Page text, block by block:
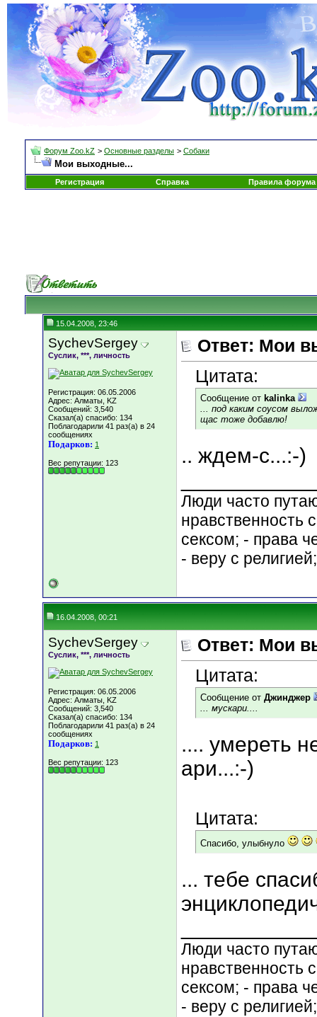
Форум Zoo.kZ > Основные разделы > Собаки
Мои выходные...
Регистрация Справка Правила форума
15.04.2008, 23:46
SychevSergey
Суслик, ***, личность
Регистрация: 06.05.2006
Адрес: Алматы, KZ
Сообщений: 3,540
Сказал(а) спасибо: 134
Поблагодарили 41 раз(а) в 24
сообщениях
Подарков: 1
Вес репутации: 123
Ответ: Мои
Цитата:
Сообщение от kalinka
... под каким соусом
щас тоже добавлю!
.. ждем-с...:-)
Люди часто
нравственность
сексом; - права
- веру с
16.04.2008, 00:21
SychevSergey
Суслик, ***, личность
Регистрация: 06.05.2006
Адрес: Алматы, KZ
Сообщений: 3,540
Сказал(а) спасибо: 134
Поблагодарили 41 раз(а) в 24
сообщениях
Подарков: 1
Вес репутации: 123
Ответ: Мои
Цитата:
Сообщение от Джинджер
... мускари....
.... умереть
ари...:-)
Цитата:
Спасибо, улыбнуло
... тебе
Люди часто
нравственность
сексом; - права
- веру с